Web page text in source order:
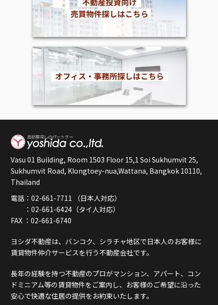
Vasu 01 Building, Room 1503 Floor 15,1 Soi Sukhumvit 25,
Sukhumvit Road, Klongtoey-nua,Wattana, Bangkok 10110,
Thailand
電話：02-661-7711 （日本人対応）
：02-661-6424（タイ人対応）
FAX ：02-661-6740
ヨシダ不動産は、バンコク、シラチャ地区で日本人のお客様に
賃貸物件仲介サービスを行う不動産会社です。
長年の経験を持つ不動産のプロがマンション、アパート、コン
ドミニアム等の賃貸物件をご案内し、お客様のご希望に沿った
安心で快適な住居の提供をお約束いたします。